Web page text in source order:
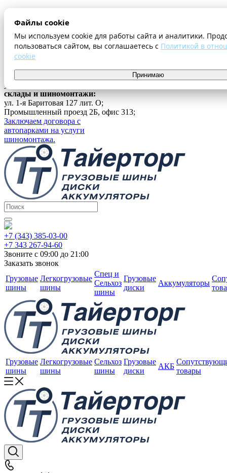
Файлы cookie
Мы используем cookie для работы сайта и аналитики.
пользоваться сайтом, вы соглашаетесь с Политикой в
cookie
Принимаю
Оплата и доставка
Шиномонтаж
Контакты
...
ул. Ферганская 16, офис 209;
склады и шиномонтажи:
ул. 1-я Баритовая 127 лит. О;
Промышленный проезд 2Б, офис 313;
Заключаем договора с
автопарками на услуги
шиномонтажа.
+7 (343) 385-03-00
+7 343 267-94-60
Звоните с 09:00 до 21:00
Заказать звонок
Грузовые
шины
Легкогрузовые
шины
Спец и
Сельхоз
шины
Грузовые
диски
Аккумуляторы
Грузовые
шины
Легкогрузовые
шины
Сельхоз
шины
Грузовые
диски
АКБ
товары